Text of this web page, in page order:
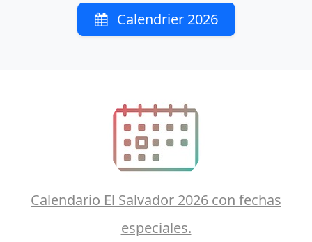
Calendrier 2026
Calendario El Salvador 2026 con fechas
especiales.